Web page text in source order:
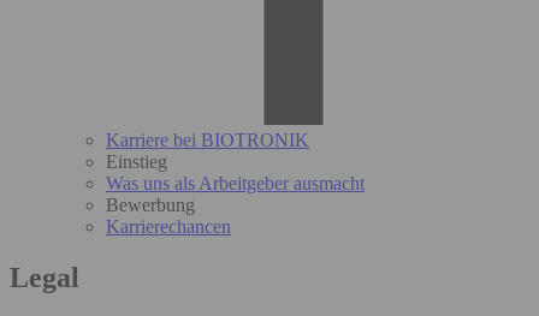
Karriere bei BIOTRONIK
Einstieg
Was uns als Arbeitgeber ausmacht
Bewerbung
Karrierechancen
Legal